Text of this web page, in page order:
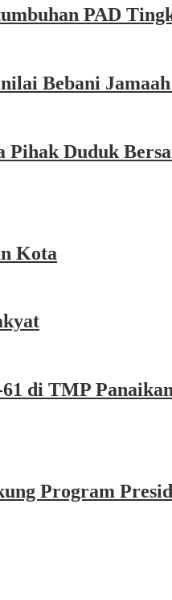
PAD
Bebani
Pihak Duduk
Kota
di TMP
Program